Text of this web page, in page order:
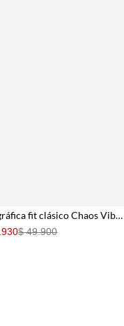
Camiseta gráfica fit clásico Chaos Vibes en blanco para mujer
$ 49.900